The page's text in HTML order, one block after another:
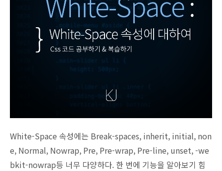
White-Space 속성에는 Break-spaces, inherit, initial, non
e, Normal, Nowrap, Pre, Pre-wrap, Pre-line, unset, -we
bkit-nowrap등 너무 다양하다. 한 번에 기능을 알아보기 힘